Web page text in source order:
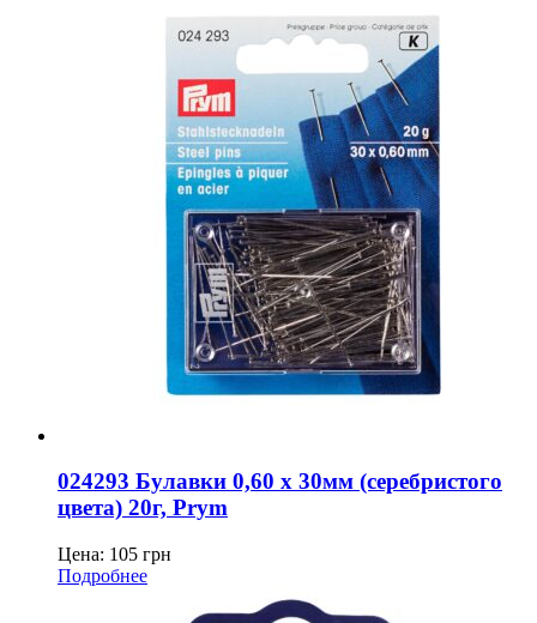
024293 Булавки 0,60 x 30мм (серебристого
цвета) 20г, Prym
Цена: 105 грн
Подробнее